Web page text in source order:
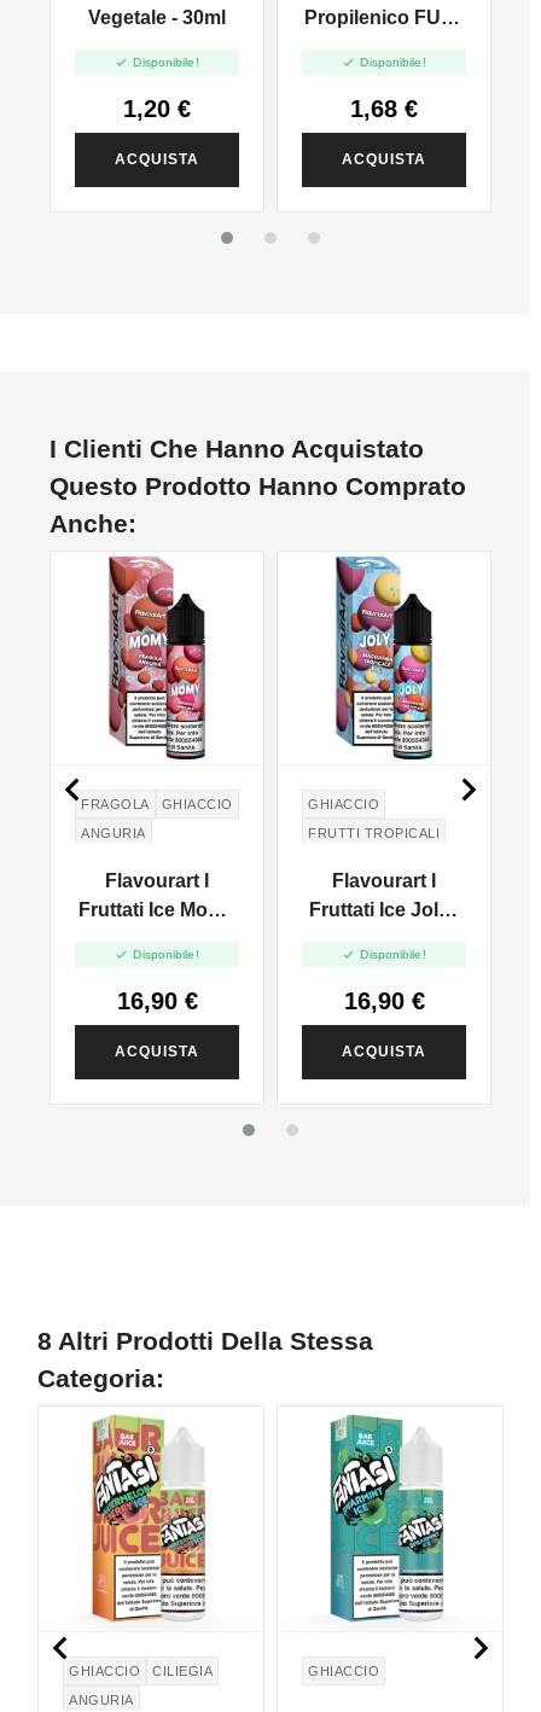
Vegetale - 30ml
 Disponibile!
1,20 €
ACQUISTA
Propilenico FULL
 Disponibile!
1,68 €
ACQUISTA
I Clienti Che Hanno Acquistato
Questo Prodotto Hanno Comprato
Anche:
FRAGOLA
GHIACCIO
ANGURIA
Flavourart I
Fruttati Ice Momy
 Disponibile!
16,90 €
ACQUISTA
GHIACCIO
FRUTTI TROPICALI
Flavourart I
Fruttati Ice Joly -
 Disponibile!
16,90 €
ACQUISTA
 
8 Altri Prodotti Della Stessa
Categoria:
GHIACCIO
CILIEGIA
ANGURIA
NON DISPONIBILE
GHIACCIO
NON DISPONIBILE
 